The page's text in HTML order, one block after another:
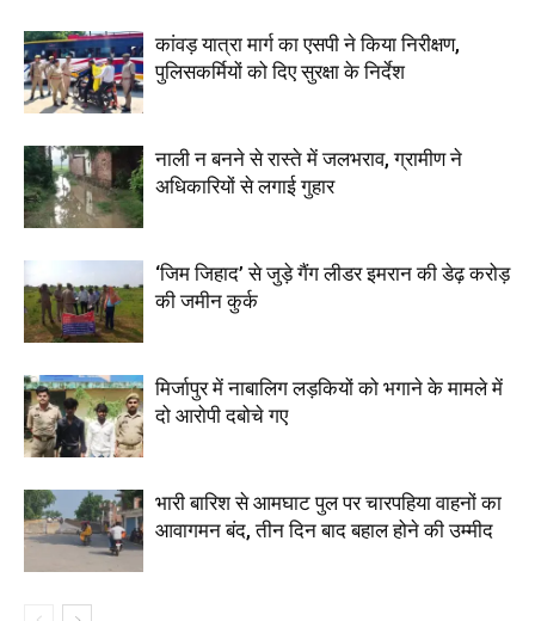
कांवड़ यात्रा मार्ग का एसपी ने किया निरीक्षण,
पुलिसकर्मियों को दिए सुरक्षा के निर्देश
नाली न बनने से रास्ते में जलभराव, ग्रामीण ने
अधिकारियों से लगाई गुहार
‘जिम जिहाद’ से जुड़े गैंग लीडर इमरान की डेढ़ करोड़
की जमीन कुर्क
मिर्जापुर में नाबालिग लड़कियों को भगाने के मामले में
दो आरोपी दबोचे गए
भारी बारिश से आमघाट पुल पर चारपहिया वाहनों का
आवागमन बंद, तीन दिन बाद बहाल होने की उम्मीद